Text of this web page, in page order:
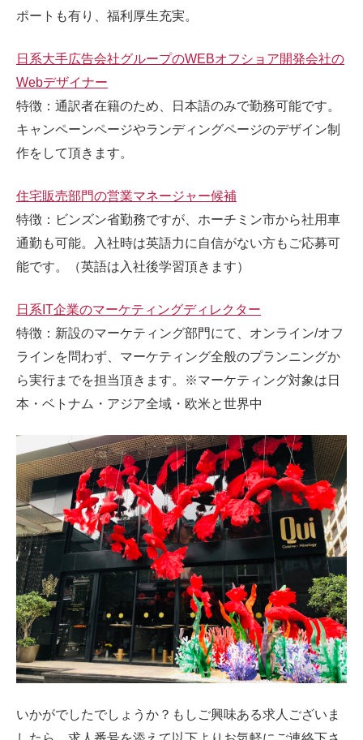
ポートも有り、福利厚生充実。
日系大手広告会社グループのWEBオフショア開発会社の
Webデザイナー
特徴：通訳者在籍のため、日本語のみで勤務可能です。
キャンペーンページやランディングページのデザイン制
作をして頂きます。
住宅販売部門の営業マネージャー候補
特徴：ビンズン省勤務ですが、ホーチミン市から社用車
通勤も可能。入社時は英語力に自信がない方もご応募可
能です。（英語は入社後学習頂きます）
日系IT企業のマーケティングディレクター
特徴：新設のマーケティング部門にて、オンライン/オフ
ラインを問わず、マーケティング全般のプランニングか
ら実行までを担当頂きます。※マーケティング対象は日
本・ベトナム・アジア全域・欧米と世界中
いかがでしたでしょうか？もしご興味ある求人ございま